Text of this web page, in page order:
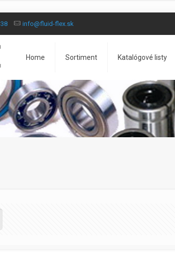
info@fluid-flex.sk
Home Sortiment Katalógové listy